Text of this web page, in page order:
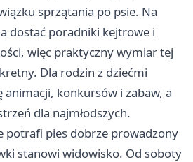
sprzątania po psie. Na
dostać poradniki kejtrowe i
więc praktyczny wymiar tej
Dla rodzin z dziećmi
konkursów i zabaw, a
dla najmłodszych.
potrafi pies dobrze prowadzony
stanowi widowisko. Od soboty